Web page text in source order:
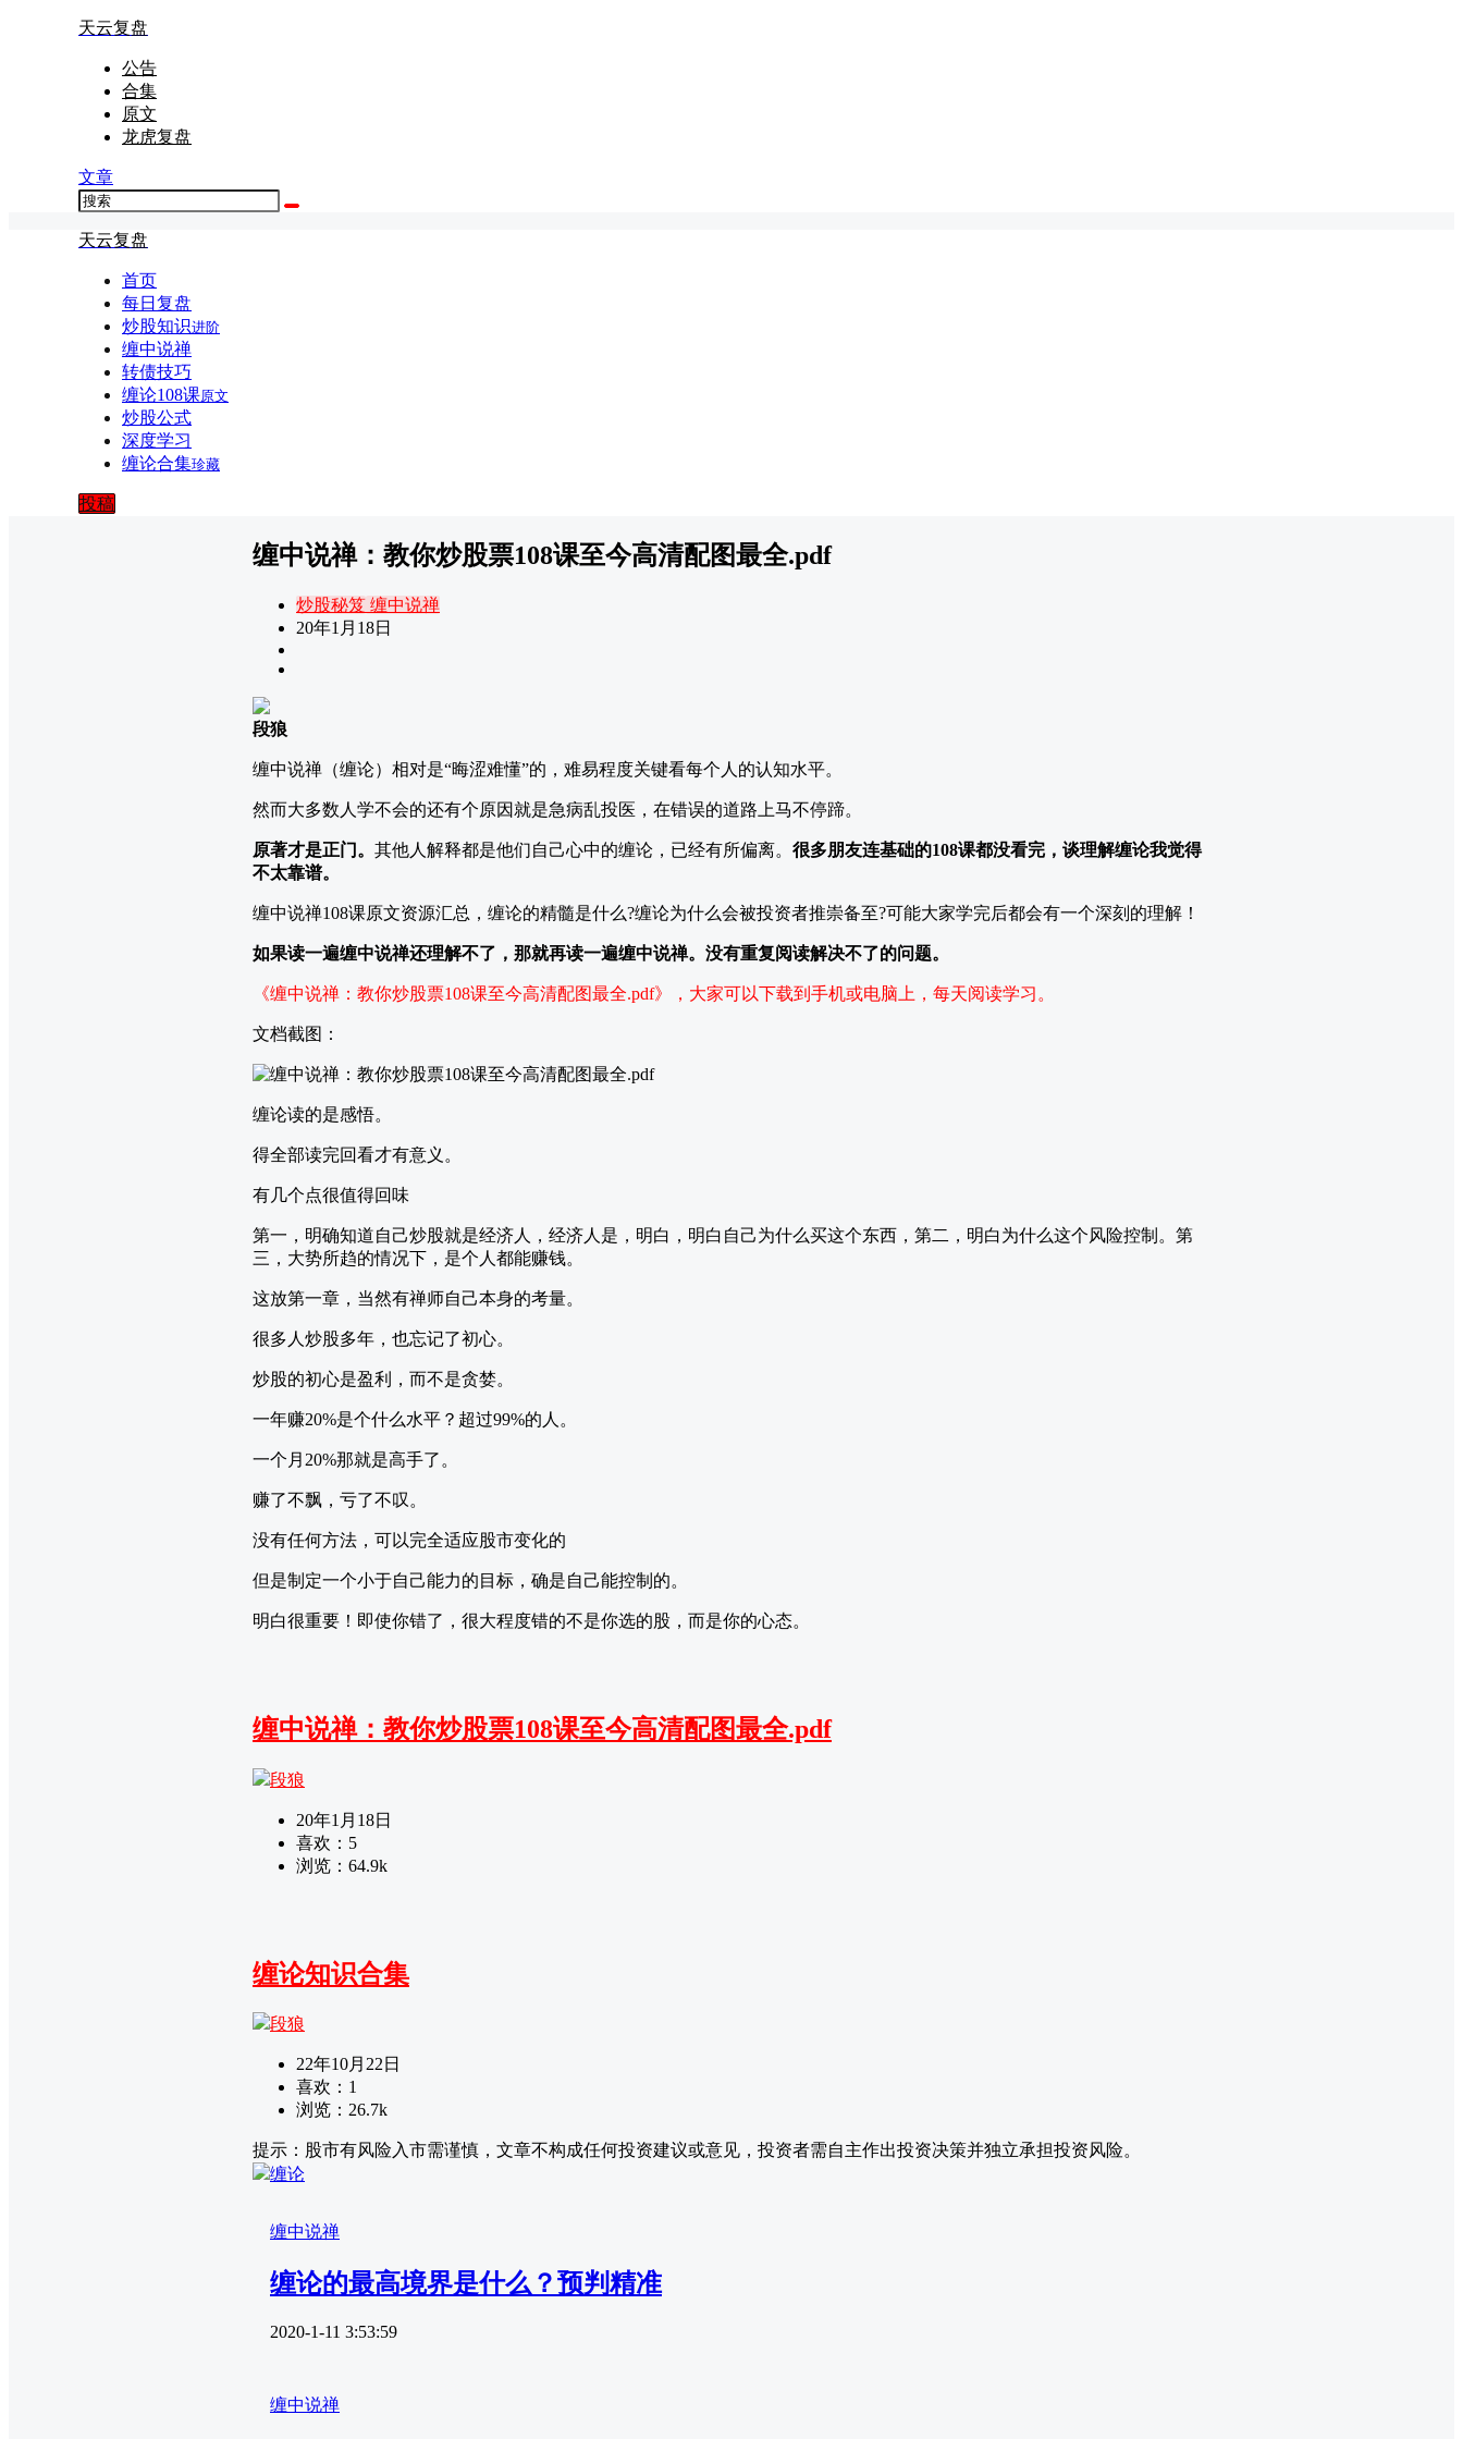
天云复盘
公告
合集
原文
龙虎复盘
文章
天云复盘
首页
每日复盘
炒股知识进阶
缠中说禅
转债技巧
缠论108课原文
炒股公式
深度学习
缠论合集珍藏
投稿
缠中说禅：教你炒股票108课至今高清配图最全.pdf
炒股秘笈 缠中说禅
20年1月18日
段狼
缠中说禅（缠论）相对是“晦涩难懂”的，难易程度关键看每个人的认知水平。
然而大多数人学不会的还有个原因就是急病乱投医，在错误的道路上马不停蹄。
原著才是正门。 其他人解释都是他们自己心中的缠论，已经有所偏离。 很多朋友连基础的108课都没看完，谈理解缠论我觉得
不太靠谱。
缠中说禅108课原文资源汇总，缠论的精髓是什么?缠论为什么会被投资者推崇备至?可能大家学完后都会有一个深刻的理解！
如果读一遍缠中说禅还理解不了，那就再读一遍缠中说禅。没有重复阅读解决不了的问题。
《缠中说禅：教你炒股票108课至今高清配图最全.pdf》，大家可以下载到手机或电脑上，每天阅读学习。
文档截图：
缠论读的是感悟。
得全部读完回看才有意义。
有几个点很值得回味
第一，明确知道自己炒股就是经济人，经济人是，明白，明白自己为什么买这个东西，第二，明白为什么这个风险控制。第
三，大势所趋的情况下，是个人都能赚钱。
这放第一章，当然有禅师自己本身的考量。
很多人炒股多年，也忘记了初心。
炒股的初心是盈利，而不是贪婪。
一年赚20%是个什么水平？超过99%的人。
一个月20%那就是高手了。
赚了不飘，亏了不叹。
没有任何方法，可以完全适应股市变化的
但是制定一个小于自己能力的目标，确是自己能控制的。
明白很重要！即使你错了，很大程度错的不是你选的股，而是你的心态。
缠中说禅：教你炒股票108课至今高清配图最全.pdf
段狼
20年1月18日
喜欢： 5
浏览： 64.9k
缠论知识合集
段狼
22年10月22日
喜欢： 1
浏览： 26.7k
提示：股市有风险入市需谨慎，文章不构成任何投资建议或意见，投资者需自主作出投资决策并独立承担投资风险。
缠论
缠中说禅
缠论的最高境界是什么？预判精准
2020-1-11 3:53:59
缠中说禅